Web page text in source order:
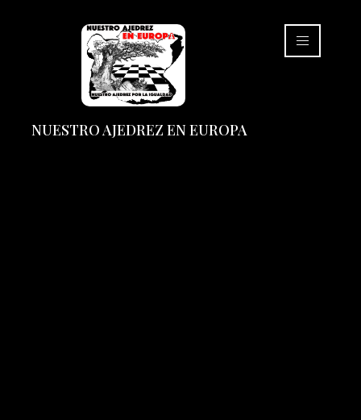
NUESTRO AJEDREZ EN EUROPA